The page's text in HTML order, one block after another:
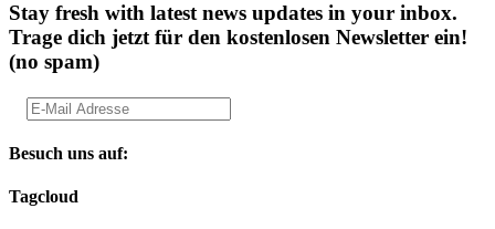
Stay fresh with latest news updates in your inbox.
Trage dich jetzt für den kostenlosen Newsletter ein!
(no spam)
Besuch uns auf:
Tagcloud